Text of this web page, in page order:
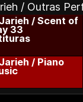
/ Outras
/ Scent of
33
/ Piano